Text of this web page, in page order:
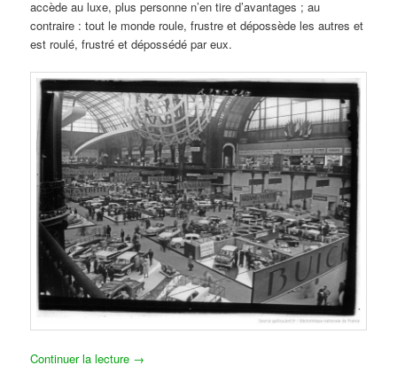
accède au luxe, plus personne n’en tire d’avantages ; au
contraire : tout le monde roule, frustre et dépossède les autres et
est roulé, frustré et dépossédé par eux.
Continuer la lecture →